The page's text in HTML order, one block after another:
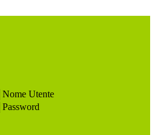
Nome Utente
Password